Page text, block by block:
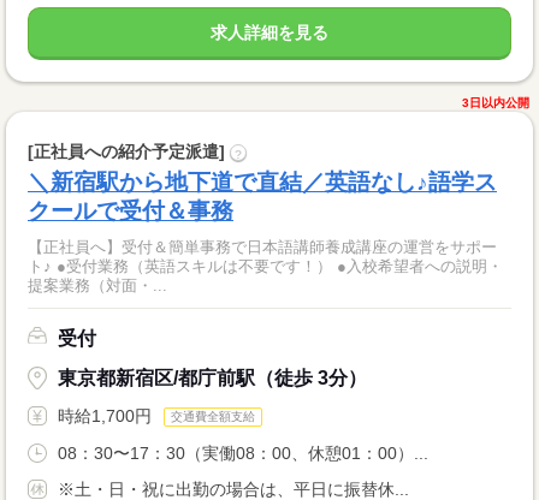
求人詳細を見る
3日以内公開
[正社員への紹介予定派遣] ?
＼新宿駅から地下道で直結／英語なし♪語学ス
クールで受付＆事務
【正社員へ】受付＆簡単事務で日本語講師養成講座の運営をサポー
ト♪ ●受付業務（英語スキルは不要です！） ●入校希望者への説明・
提案業務（対面・...
受付
東京都新宿区/都庁前駅（徒歩 3分）
時給1,700円 交通費全額支給
08：30〜17：30（実働08：00、休憩01：00）...
※土・日・祝に出勤の場合は、平日に振替休...